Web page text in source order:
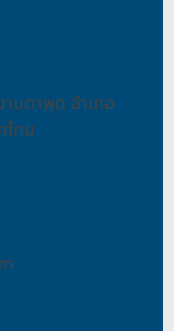
บตาพุด อำเภอ
ไทย